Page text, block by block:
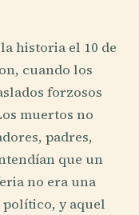
historia el 10 de
cuando los
forzosos
muertos no
padres,
que un
no era una
y aquel